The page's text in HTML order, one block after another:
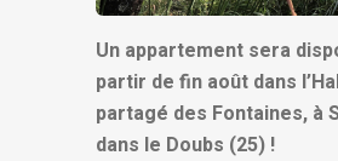
Un appartement sera
partir de fin août dans
partagé des Fontaines, à
dans le Doubs (25) !